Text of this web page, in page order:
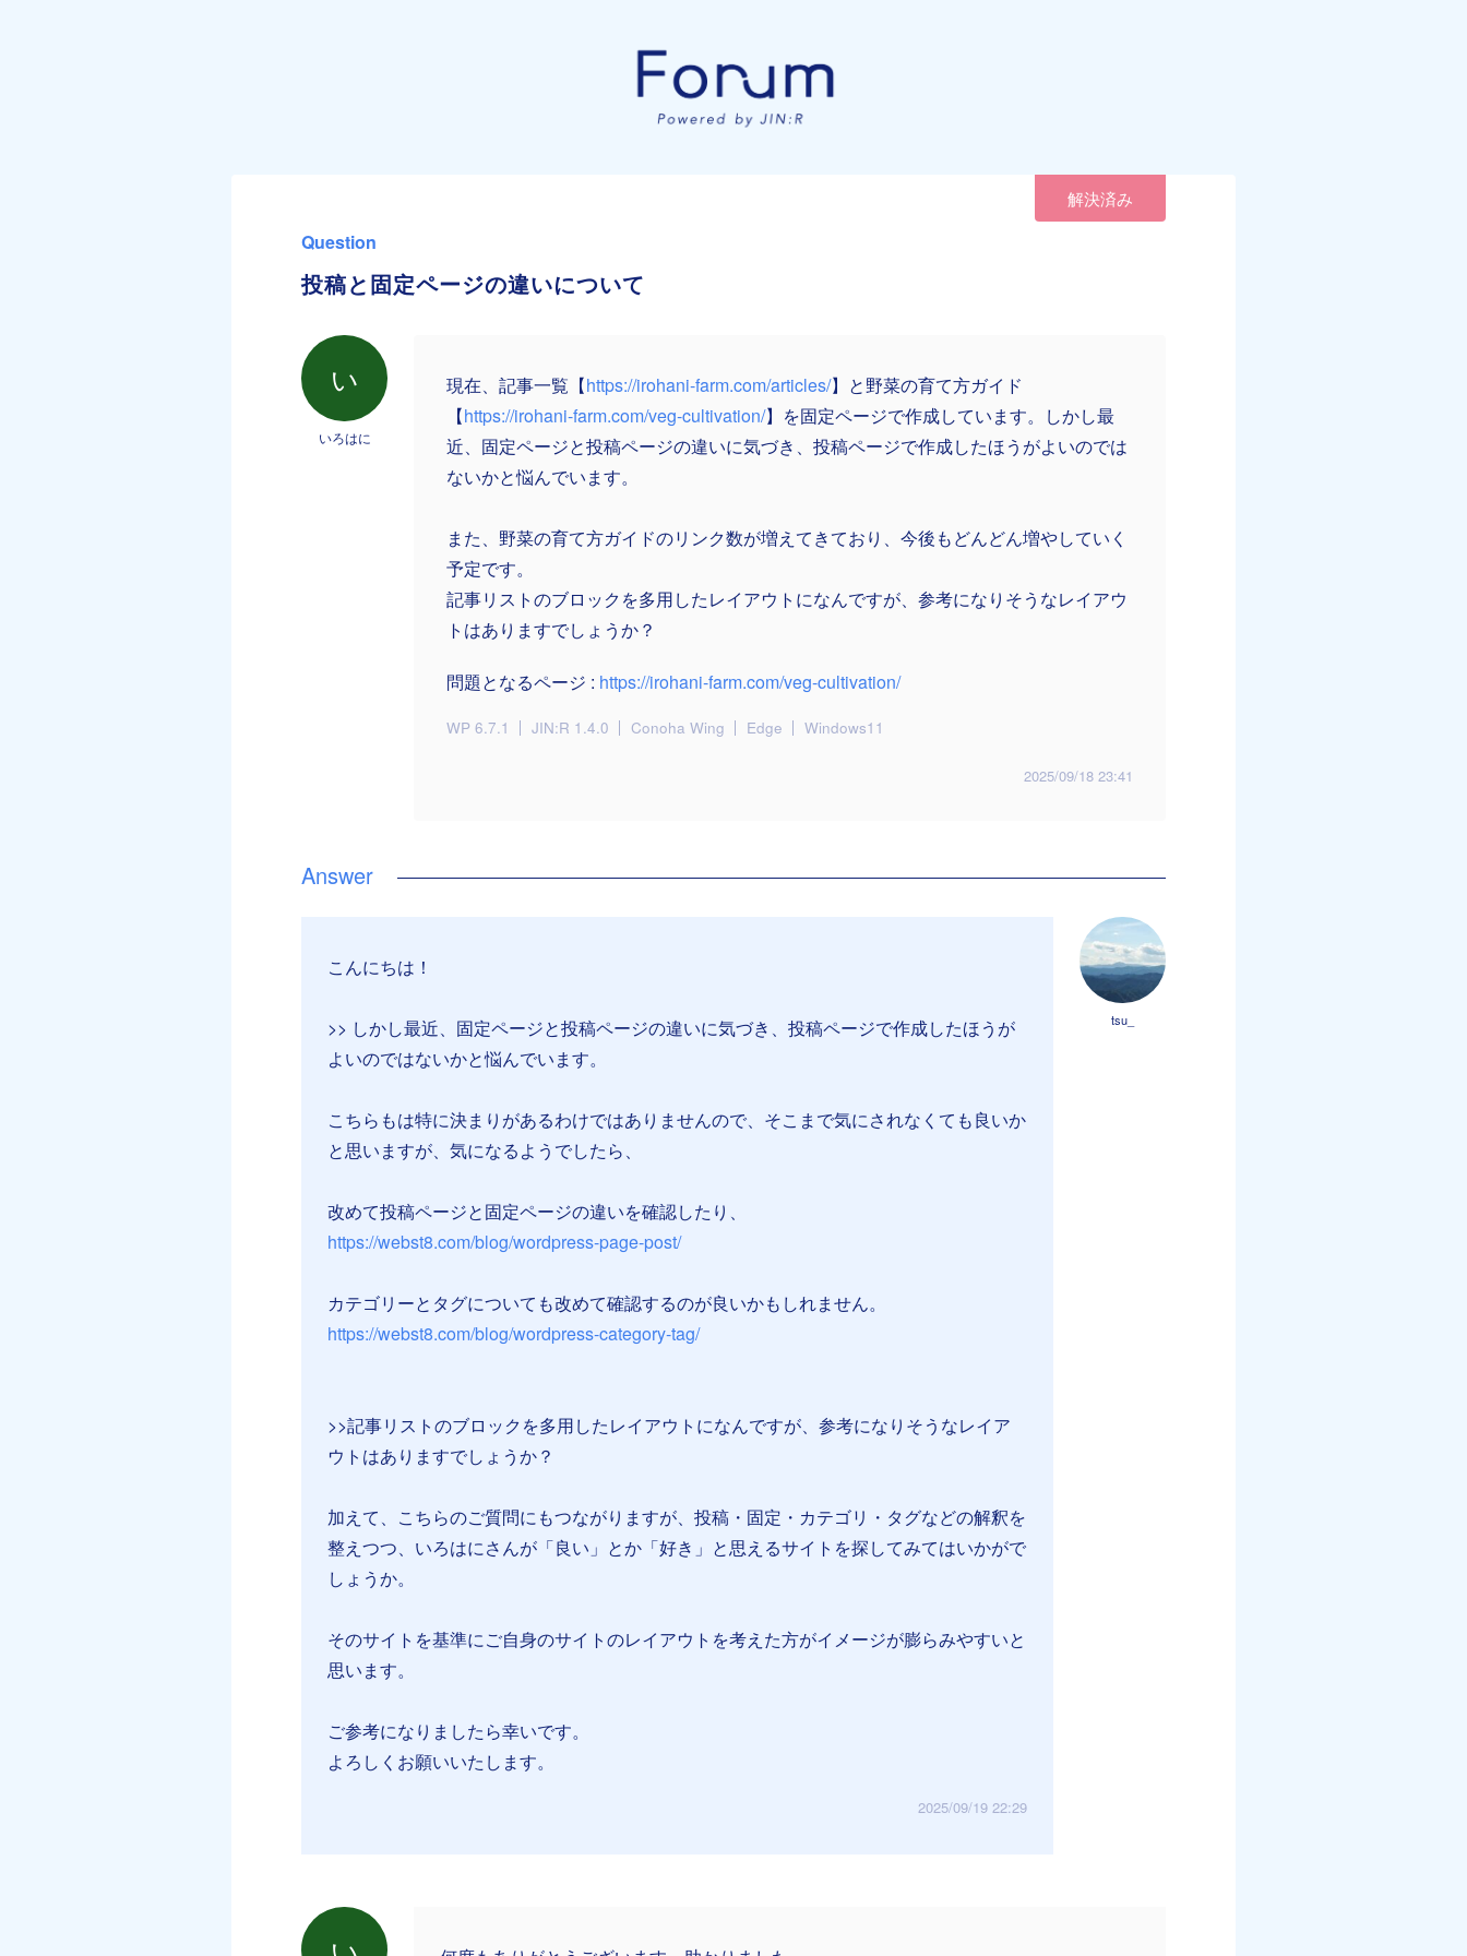
解決済み
Question
投稿と固定ページの違いについて
い
いろはに
現在、記事一覧【https://irohani-farm.com/articles/】と野菜の育て方ガイド
【https://irohani-farm.com/veg-cultivation/】を固定ページで作成しています。しかし最
近、固定ページと投稿ページの違いに気づき、投稿ページで作成したほうがよいのでは
ないかと悩んでいます。
また、野菜の育て方ガイドのリンク数が増えてきており、今後もどんどん増やしていく
予定です。
記事リストのブロックを多用したレイアウトになんですが、参考になりそうなレイアウ
トはありますでしょうか？
問題となるページ : https://irohani-farm.com/veg-cultivation/
WP 6.7.1 JIN:R 1.4.0 Conoha Wing Edge Windows11
2025/09/18 23:41
tsu_
こんにちは！
>> しかし最近、固定ページと投稿ページの違いに気づき、投稿ページで作成したほうが
よいのではないかと悩んでいます。
こちらもは特に決まりがあるわけではありませんので、そこまで気にされなくても良いか
と思いますが、気になるようでしたら、
改めて投稿ページと固定ページの違いを確認したり、
https://webst8.com/blog/wordpress-page-post/
カテゴリーとタグについても改めて確認するのが良いかもしれません。
https://webst8.com/blog/wordpress-category-tag/
>>記事リストのブロックを多用したレイアウトになんですが、参考になりそうなレイア
ウトはありますでしょうか？
加えて、こちらのご質問にもつながりますが、投稿・固定・カテゴリ・タグなどの解釈を
整えつつ、いろはにさんが「良い」とか「好き」と思えるサイトを探してみてはいかがで
しょうか。
そのサイトを基準にご自身のサイトのレイアウトを考えた方がイメージが膨らみやすいと
思います。
ご参考になりましたら幸いです。
よろしくお願いいたします。
2025/09/19 22:29